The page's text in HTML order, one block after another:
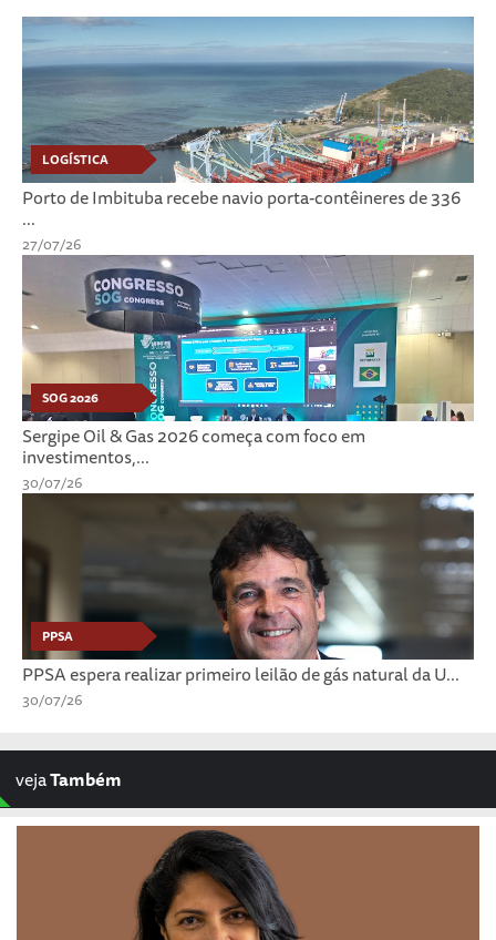
LOGÍSTICA
Porto de Imbituba recebe navio porta-contêineres de 336
...
27/07/26
SOG 2026
Sergipe Oil & Gas 2026 começa com foco em
investimentos,...
30/07/26
PPSA
PPSA espera realizar primeiro leilão de gás natural da U...
30/07/26
vejaTambém